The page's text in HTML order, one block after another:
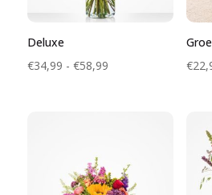
Deluxe
€34,99 - €58,99Prijsklasse:
€